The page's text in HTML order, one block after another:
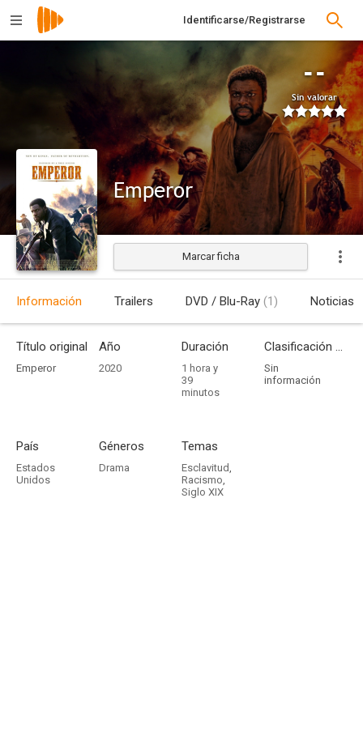
Identificarse/Registrarse
--
Sin valorar
Emperor
Estrenada
Marcar ficha
Información Trailers DVD / Blu-Ray (1) Noticias
Título original
Emperor
Año
2020
Duración
1 hora y
39
minutos
Clasificación por edades
Sin
información
País
Estados
Unidos
Géneros
Drama
Temas
Esclavitud,
Racismo,
Siglo XIX